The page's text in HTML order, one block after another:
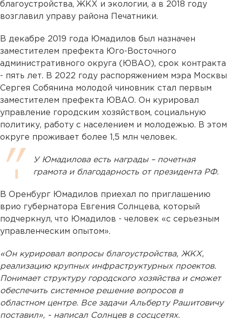
благоустройства, ЖКХ и экологии, а в 2018 году
возглавил управу района Печатники.
В декабре 2019 года Юмадилов был назначен
заместителем префекта Юго-Восточного
административного округа (ЮВАО), срок контракта
- пять лет. В 2022 году распоряжением мэра Москвы
Сергея Собянина молодой чиновник стал первым
заместителем префекта ЮВАО. Он курировал
управление городским хозяйством, социальную
политику, работу с населением и молодежью. В этом
округе проживает более 1,5 млн человек.
У Юмадилова есть награды – почетная
грамота и благодарность от президента РФ.
В Оренбург Юмадилов приехал по приглашению
врио губернатора Евгения Солнцева, который
подчеркнул, что Юмадилов - человек «с серьезным
управленческим опытом».
«Он курировал вопросы благоустройства, ЖКХ,
реализацию крупных инфраструктурных проектов.
Понимает структуру городского хозяйства и сможет
обеспечить системное решение вопросов в
областном центре. Все задачи Альберту Рашитовичу
поставил», - написал Солнцев в сосцсетях.